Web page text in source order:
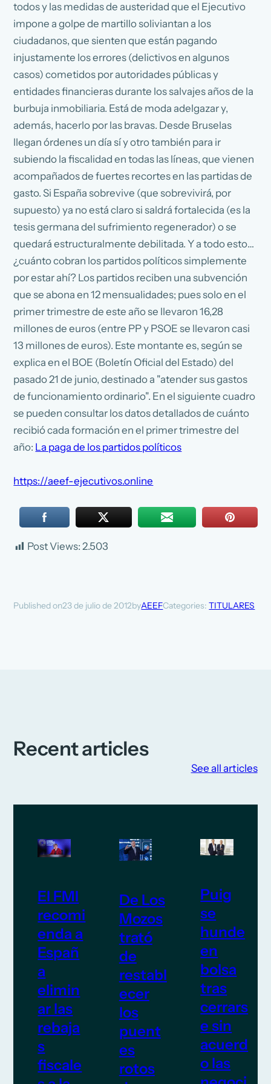
todos y las medidas de austeridad que el Ejecutivo
impone a golpe de martillo soliviantan a los
ciudadanos, que sienten que están pagando
injustamente los errores (delictivos en algunos
casos) cometidos por autoridades públicas y
entidades financieras durante los salvajes años de la
burbuja inmobiliaria. Está de moda adelgazar y,
además, hacerlo por las bravas. Desde Bruselas
llegan órdenes un día sí y otro también para ir
subiendo la fiscalidad en todas las líneas, que vienen
acompañados de fuertes recortes en las partidas de
gasto. Si España sobrevive (que sobrevivirá, por
supuesto) ya no está claro si saldrá fortalecida (es la
tesis germana del sufrimiento regenerador) o se
quedará estructuralmente debilitada. Y a todo esto…
¿cuánto cobran los partidos políticos simplemente
por estar ahí? Los partidos reciben una subvención
que se abona en 12 mensualidades; pues solo en el
primer trimestre de este año se llevaron 16,28
millones de euros (entre PP y PSOE se llevaron casi
13 millones de euros). Este montante es, según se
explica en el BOE (Boletín Oficial del Estado) del
pasado 21 de junio, destinado a "atender sus gastos
de funcionamiento ordinario". En el siguiente cuadro
se pueden consultar los datos detallados de cuánto
recibió cada formación en el primer trimestre del
año: La paga de los partidos políticos
https://aeef-ejecutivos.online
Post Views: 2.503
Published on23 de julio de 2012byAEEFCategories:TITULARES
Recent articles
See all articles
El FMI
recomi
enda a
Españ
a
elimin
ar las
rebaja
s
fiscale
De Los
Mozos
trató
de
restabl
ecer
los
puent
es
rotos
Puig
se
hunde
en
bolsa
tras
cerrars
e sin
acuerd
o las